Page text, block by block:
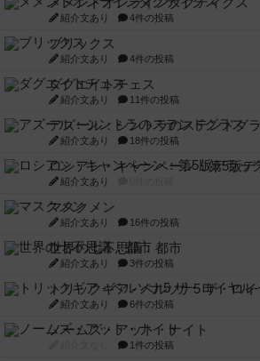
紹介文あり 4件の投稿
ブリックス
紹介文あり 4件の投稿
ダグエイトチェス
紹介文あり 11件の投稿
アズール：シントラのステンドグ
紹介文あり 18件の投稿
ロシアン・キャンペーン：第5版デ
紹介文あり
マスクメン
紹介文あり 16件の投稿
世界の七不思議：都市
紹介文あり 3件の投稿
トリックギア - ペルソナ5 ザ・ロイ
紹介文あり 6件の投稿
ノームズ・アット・ナイト
1件の投稿